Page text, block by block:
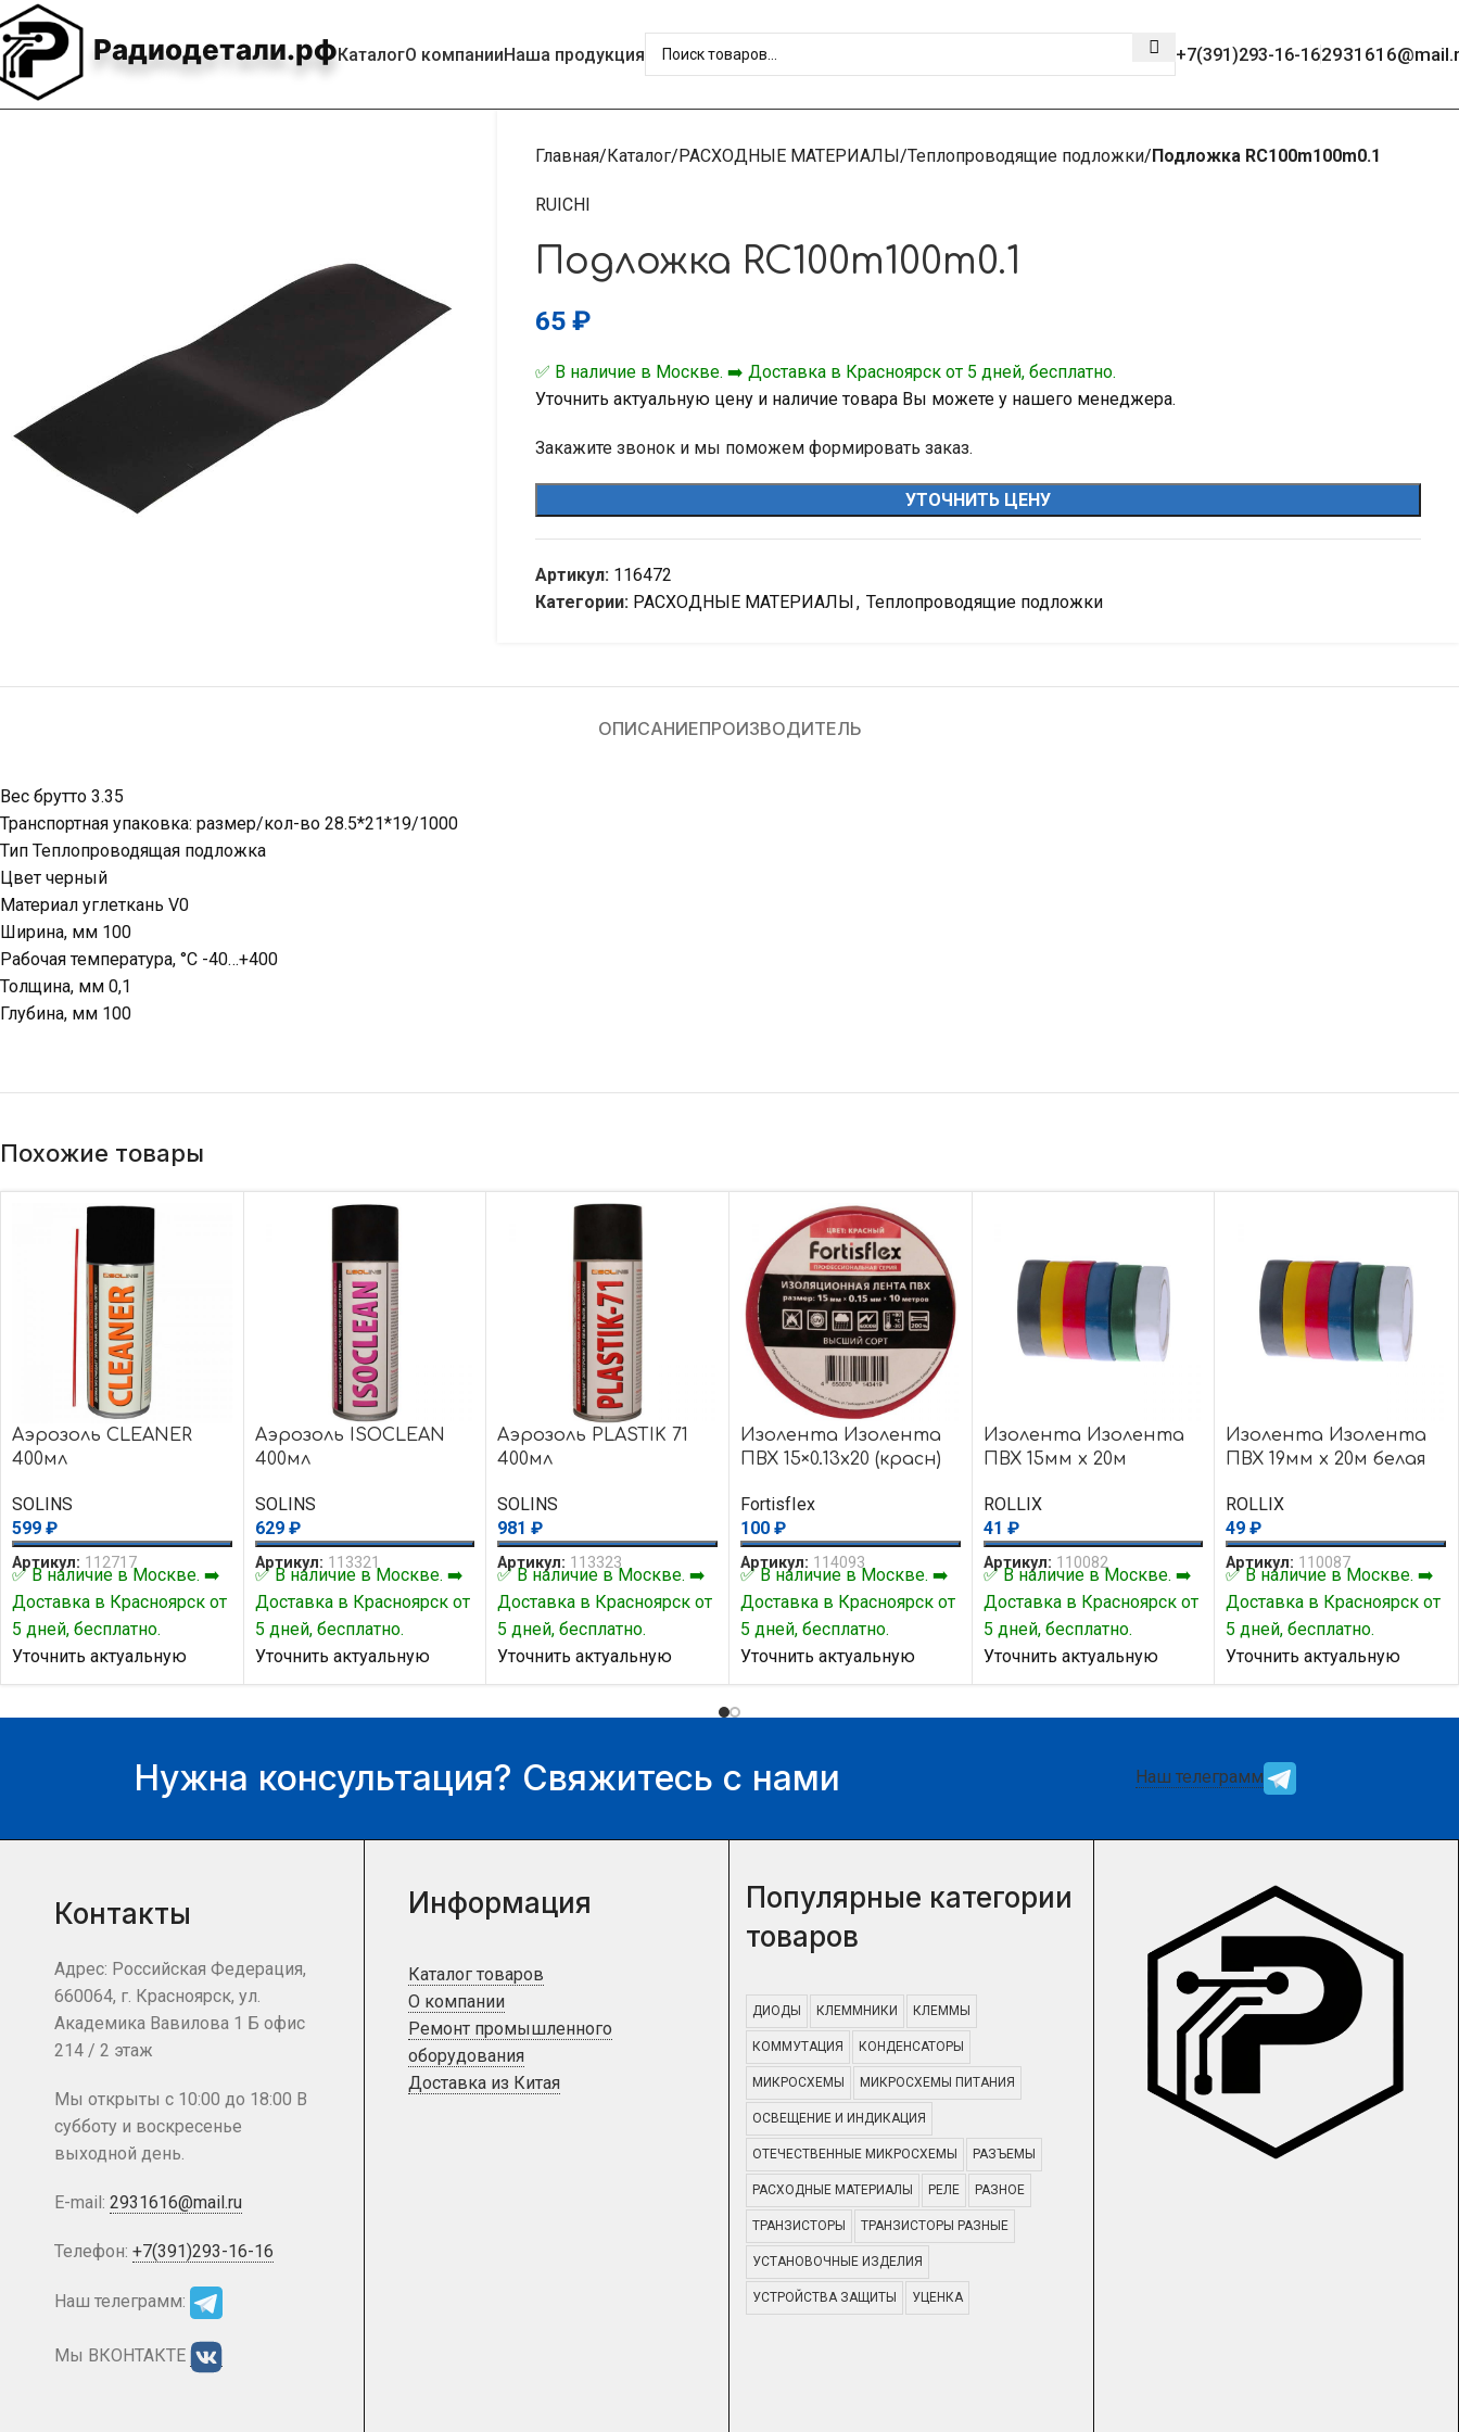
Радиодетали.рфКаталогО компанииНаша продукция +7(391)293-16-16
Главная Каталог РАСХОДНЫЕ МАТЕРИАЛЫ Теплопроводящие подложки Подложка RC100m100m0.1
RUICHI
Подложка RC100m100m0.1
65 ₽
✅ В наличие в Москве. ➡️ Доставка в Красноярск от 5 дней, бесплатно.
Уточнить актуальную цену и наличие товара Вы можете у нашего менеджера.
Закажите звонок и мы поможем формировать заказ.
УТОЧНИТЬ ЦЕНУ
Артикул: 116472
Категории: РАСХОДНЫЕ МАТЕРИАЛЫ, Теплопроводящие подложки
ОПИСАНИЕПРОИЗВОДИТЕЛЬ
Вес брутто 3.35
Транспортная упаковка: размер/кол-во 28.5*21*19/1000
Тип Теплопроводящая подложка
Цвет черный
Материал углеткань V0
Ширина, мм 100
Рабочая температура, °C -40…+400
Толщина, мм 0,1
Глубина, мм 100
Похожие товары
Аэрозоль CLEANER
400мл
SOLINS
599 ₽
Артикул: 112717
✅ В наличие в Москве. ➡️
Доставка в Красноярск от
5 дней, бесплатно.
Уточнить актуальную
цену и наличие товара Вы
Аэрозоль ISOCLEAN
400мл
SOLINS
629 ₽
Артикул: 113321
✅ В наличие в Москве. ➡️
Доставка в Красноярск от
5 дней, бесплатно.
Уточнить актуальную
цену и наличие товара Вы
Аэрозоль PLASTIK 71
400мл
SOLINS
981₽
Артикул: 113323
✅ В наличие в Москве. ➡️
Доставка в Красноярск от
5 дней, бесплатно.
Уточнить актуальную
цену и наличие товара Вы
Изолента Изолента
ПВХ 15×0.13х20 (красн)
FortisfIex
100 ₽
Артикул: 114093
✅ В наличие в Москве. ➡️
Доставка в Красноярск от
5 дней, бесплатно.
Уточнить актуальную
цену и наличие товара Вы
можете у нашего
Изолента Изолента
ПВХ 15мм х 20м
ROLLIX
41 ₽
Артикул: 110082
✅ В наличие в Москве. ➡️
Доставка в Красноярск от
5 дней, бесплатно.
Уточнить актуальную
цену и наличие товара Вы
Изолента Изолента
ПВХ 19мм х 20м белая
ROLLIX
49₽
Артикул: 110087
✅ В наличие в Москве. ➡️
Доставка в Красноярск от
5 дней, бесплатно.
Уточнить актуальную
цену и наличие товара Вы
Нужна консультация? Свяжитесь с нами Наш телеграмм
Контакты
Адрес: Российская Федерация,
660064, г. Красноярск, ул.
Академика Вавилова 1 Б офис
214 / 2 этаж
Мы открыты с 10:00 до 18:00 В
субботу и воскресенье
выходной день.
E-mail: 2931616@mail.ru
Телефон: +7(391)293-16-16
Наш телеграмм:
Мы ВКОНТАКТЕ
Информация
Каталог товаров
О компании
Ремонт промышленного
оборудования
Доставка из Китая
Популярные категории
товаров
ДИОДЫ КЛЕММНИКИ КЛЕММЫ
КОММУТАЦИЯ КОНДЕНСАТОРЫ
МИКРОСХЕМЫ МИКРОСХЕМЫ ПИТАНИЯ
ОСВЕЩЕНИЕ И ИНДИКАЦИЯ
ОТЕЧЕСТВЕННЫЕ МИКРОСХЕМЫ РАЗЪЕМЫ
РАСХОДНЫЕ МАТЕРИАЛЫ РЕЛЕ РАЗНОЕ
ТРАНЗИСТОРЫ ТРАНЗИСТОРЫ РАЗНЫЕ
УСТАНОВОЧНЫЕ ИЗДЕЛИЯ
УСТРОЙСТВА ЗАЩИТЫ УЦЕНКА